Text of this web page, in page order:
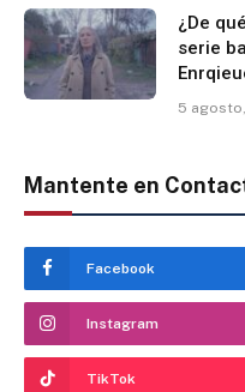
¿De
serie
5
Mantente en
Facebook
Instagram
TikTok